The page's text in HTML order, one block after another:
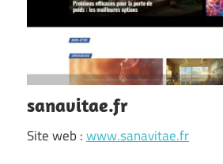
sanavitae.fr
Site web :www.sanavitae.fr